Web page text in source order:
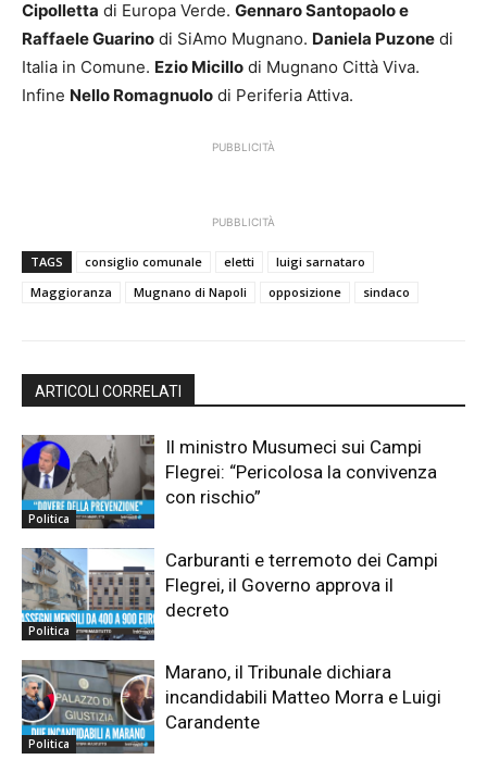
Cipolletta di Europa Verde. Gennaro Santopaolo e
Raffaele Guarino di SiAmo Mugnano. Daniela Puzone di
Italia in Comune. Ezio Micillo di Mugnano Città Viva.
Infine Nello Romagnuolo di Periferia Attiva.
PUBBLICITÀ
PUBBLICITÀ
TAGS consiglio comunale eletti
luigi sarnataro
Maggioranza
Mugnano di Napoli opposizione sindaco
ARTICOLI CORRELATI
Politica
Il ministro Musumeci sui Campi
Flegrei: “Pericolosa la convivenza
con rischio”
Politica
Carburanti e terremoto dei Campi
Flegrei, il Governo approva il
decreto
Politica
Marano, il Tribunale dichiara
incandidabili Matteo Morra e Luigi
Carandente